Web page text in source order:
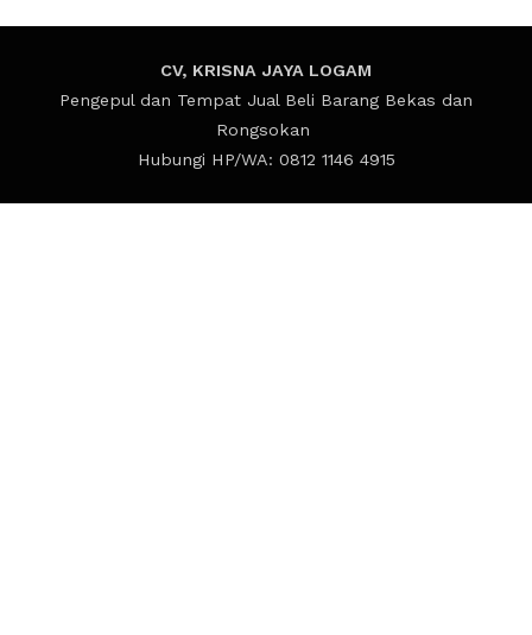
CV, KRISNA JAYA LOGAM
Pengepul dan Tempat Jual Beli Barang Bekas dan
Rongsokan
Hubungi HP/WA: 0812 1146 4915